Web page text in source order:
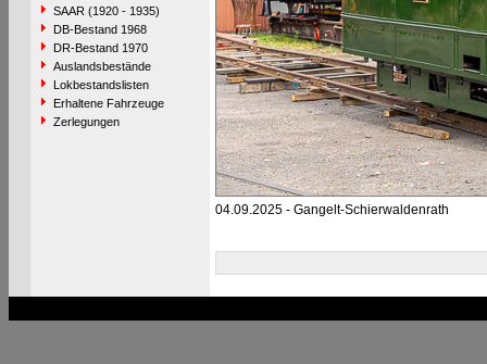
SAAR (1920 - 1935)
DB-Bestand 1968
DR-Bestand 1970
Auslandsbestände
Lokbestandslisten
Erhaltene Fahrzeuge
Zerlegungen
04.09.2025 - Gangelt-Schierwaldenrath